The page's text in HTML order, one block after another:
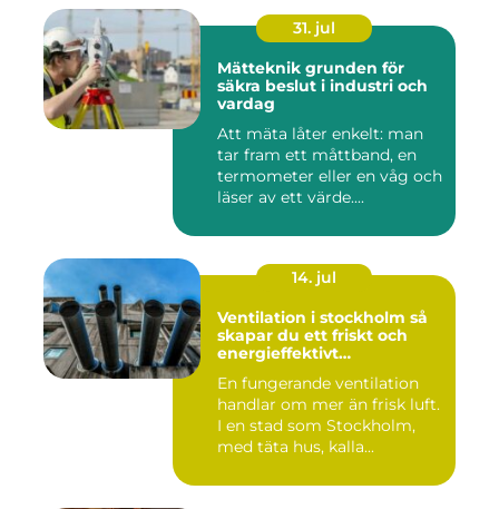
31. jul
Mätteknik grunden för
säkra beslut i industri och
vardag
Att mäta låter enkelt: man
tar fram ett måttband, en
termometer eller en våg och
läser av ett värde....
14. jul
Ventilation i stockholm så
skapar du ett friskt och
energieffektivt
En fungerande ventilation
handlar om mer än frisk luft.
I en stad som Stockholm,
med täta hus, kalla...